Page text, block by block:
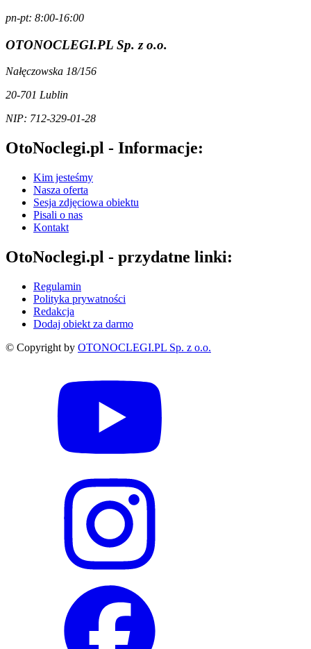
pn-pt: 8:00-16:00
OTONOCLEGI.PL Sp. z o.o.
Nałęczowska 18/156
20-701 Lublin
NIP: 712-329-01-28
OtoNoclegi.pl - Informacje:
Kim jesteśmy
Nasza oferta
Sesja zdjęciowa obiektu
Pisali o nas
Kontakt
OtoNoclegi.pl - przydatne linki:
Regulamin
Polityka prywatności
Redakcja
Dodaj obiekt za darmo
© Copyright by OTONOCLEGI.PL Sp. z o.o.